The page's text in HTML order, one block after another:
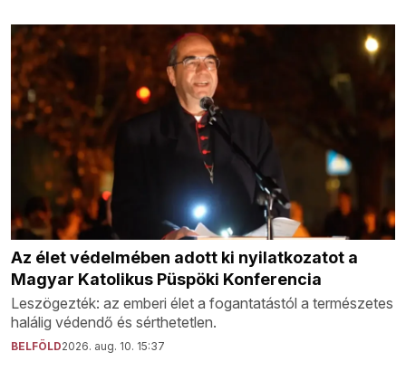
Az élet védelmében adott ki nyilatkozatot a
Magyar Katolikus Püspöki Konferencia
Leszögezték: az emberi élet a fogantatástól a természetes
halálig védendő és sérthetetlen.
BELFÖLD2026. aug. 10. 15:37